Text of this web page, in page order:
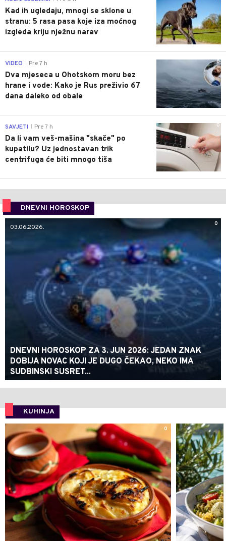
Kad ih ugledaju, mnogi se sklone u
stranu: 5 rasa pasa koje iza moćnog
izgleda kriju nježnu narav
0
VIDEO Pre 7 h
Dva mjeseca u Ohotskom moru bez
hrane i vode: Kako je Rus preživio 67
dana daleko od obale
0
SAVJETI Pre 7 h
Da li vam veš-mašina "skače" po
kupatilu? Uz jednostavan trik
centrifuga će biti mnogo tiša
DNEVNI HOROSKOP
0
03.06.2026.
DNEVNI HOROSKOP ZA 3. JUN 2026: JEDAN ZNAK
DOBIJA NOVAC KOJI JE DUGO ČEKAO, NEKO IMA
SUDBINSKI SUSRET...
KUHINJA
0